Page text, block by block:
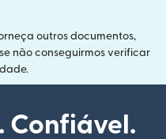
outros documentos,
não conseguirmos verificar
Confiável.